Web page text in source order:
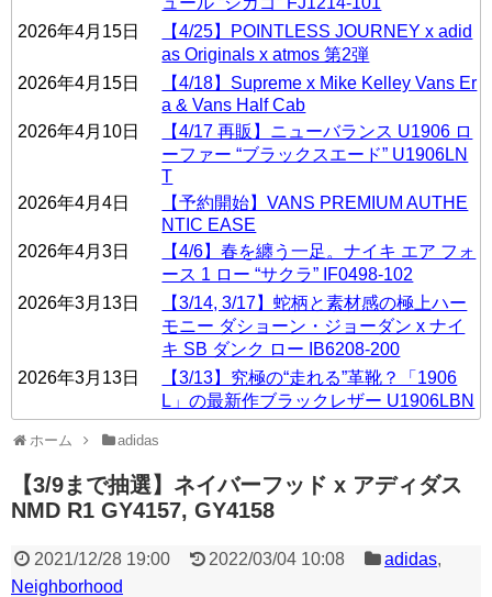
2026年4月15日
【4/25】POINTLESS JOURNEY x adid
as Originals x atmos 第2弾
2026年4月15日
【4/18】Supreme x Mike Kelley Vans Er
a & Vans Half Cab
2026年4月10日
【4/17 再販】ニューバランス U1906 ロ
ーファー “ブラックスエード” U1906LN
T
2026年4月4日
【予約開始】VANS PREMIUM AUTHE
NTIC EASE
2026年4月3日
【4/6】春を纏う一足。ナイキ エア フォ
ース 1 ロー “サクラ” IF0498-102
2026年3月13日
【3/14, 3/17】蛇柄と素材感の極上ハー
モニー ダショーン・ジョーダン x ナイ
キ SB ダンク ロー IB6208-200
2026年3月13日
【3/13】究極の“走れる”革靴？「1906
L」の最新作ブラックレザー U1906LBN
ホーム adidas
【3/9まで抽選】ネイバーフッド x アディダス
NMD R1 GY4157, GY4158
2021/12/28 19:00 2022/03/04 10:08 adidas,
Neighborhood